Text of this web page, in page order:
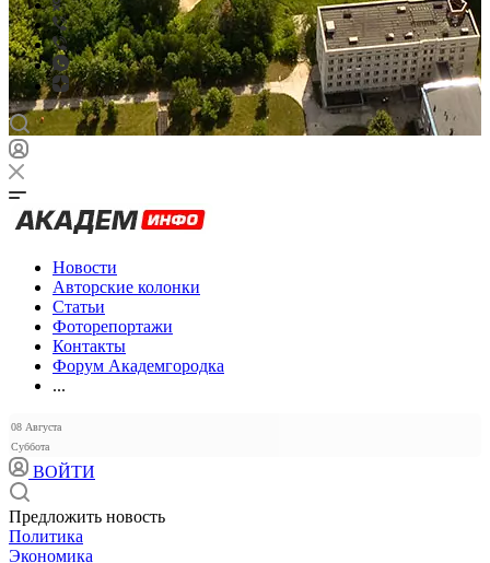
Новости
Авторские колонки
Статьи
Фоторепортажи
Контакты
Форум Академгородка
...
08 Августа
Суббота
ВОЙТИ
Предложить новость
Политика
Экономика